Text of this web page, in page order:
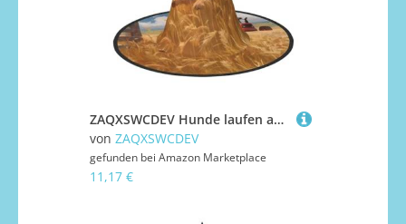
ZAQXSWCDEV Hunde laufen auf den Feldern Halloween Hut - Gruseliges Party-Kostüm-Accessoire mit Volldruck-Design - Leichter faltbarer Hexenhut für Halloween, Karneval, Maskerade & Rollenspiel-Events
von ZAQXSWCDEV
gefunden bei Amazon Marketplace
11,17 €